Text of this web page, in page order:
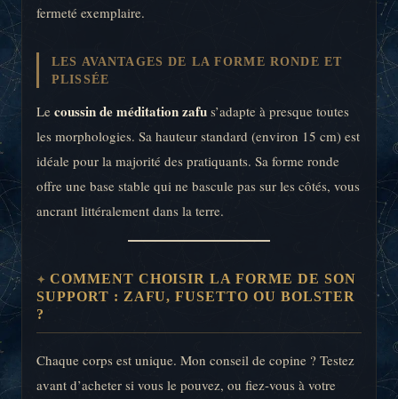
fermeté exemplaire.
LES AVANTAGES DE LA FORME RONDE ET
PLISSÉE
Le coussin de méditation zafu s’adapte à presque toutes
les morphologies. Sa hauteur standard (environ 15 cm) est
idéale pour la majorité des pratiquants. Sa forme ronde
offre une base stable qui ne bascule pas sur les côtés, vous
ancrant littéralement dans la terre.
COMMENT CHOISIR LA FORME DE SON
SUPPORT : ZAFU, FUSETTO OU BOLSTER
?
Chaque corps est unique. Mon conseil de copine ? Testez
avant d’acheter si vous le pouvez, ou fiez-vous à votre